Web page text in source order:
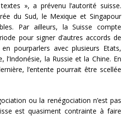
», a prévenu l’autorité suisse.
du Sud, le Mexique et Singapour
Par ailleurs, la Suisse compte
pour signer d’autres accords de
pourparlers avec plusieurs Etats,
l’Indonésie, la Russie et la Chine. En
l’entente pourrait être scellée
ou la renégociation n’est pas
est quasiment contrainte à faire